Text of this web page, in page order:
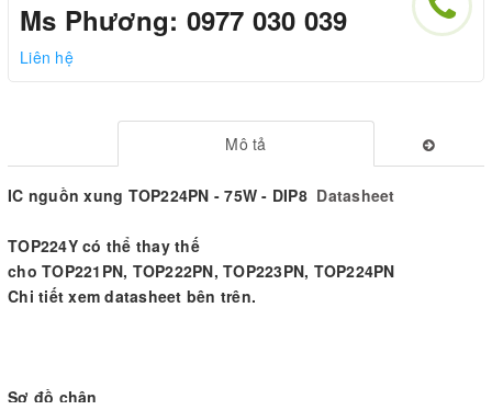
Ms Phương: 0977 030 039
Liên hệ
Mô tả
IC nguồn xung TOP224PN - 75W - DIP8 Datasheet
TOP224Y có thể thay thế
cho TOP221PN, TOP222PN, TOP223PN, TOP224PN
Chi tiết xem datasheet bên trên.
Sơ đồ chân